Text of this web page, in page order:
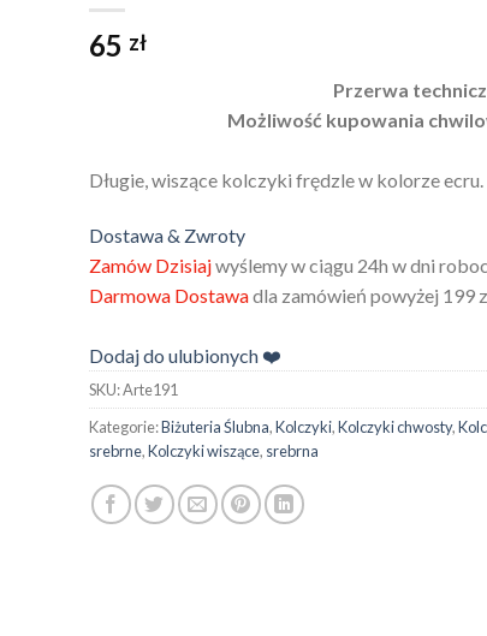
65 zł
Przerwa
Możliwość kupowania
Długie, wiszące kolczyki frędzle w kolorze ecru.
Dostawa & Zwroty
Zamów Dzisiajwyślemy w ciągu 24h w dni
Darmowa Dostawadla zamówień powyżej 199
Dodaj do ulubionych ❤️
SKU:Arte191
Kategorie:Biżuteria Ślubna,Kolczyki,Kolczyki chwosty,
srebrne,Kolczyki wiszące, srebrna